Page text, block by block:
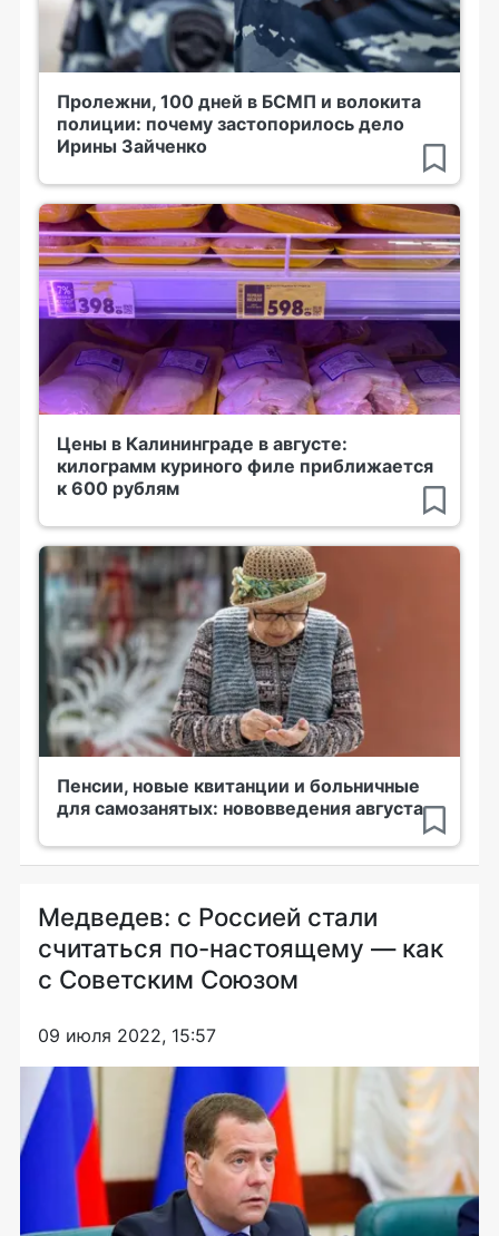
Пролежни, 100 дней в БСМП и волокита
полиции: почему застопорилось дело
Ирины Зайченко
Цены в Калининграде в августе:
килограмм куриного филе приближается
к 600 рублям
Пенсии, новые квитанции и больничные
для самозанятых: нововведения августа
Медведев: с Россией стали
считаться по-настоящему — как
с Советским Союзом
09 июля 2022, 15:57